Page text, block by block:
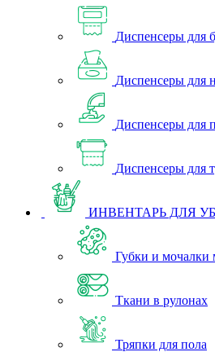
Диспенсеры для
Диспенсеры для
Диспенсеры для
Диспенсеры для
ИНВЕНТАРЬ ДЛЯ
Губки и мочалки
Ткани в рулонах
Тряпки для пола